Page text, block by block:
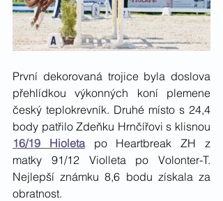
První dekorovaná trojice byla doslova
přehlídkou výkonných koní plemene
český teplokrevník. Druhé místo s 24,4
16/19 Hioleta po Heartbreak ZH z
matky 91/12 Violleta po Volonter-T.
Nejlepší známku 8,6 bodu získala za
obratnost.